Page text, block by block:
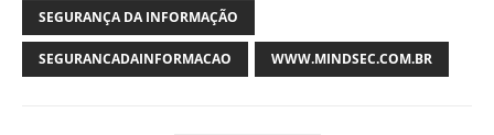
SEGURANÇA DA INFORMAÇÃO
SEGURANCADAINFORMACAO WWW.MINDSEC.COM.BR